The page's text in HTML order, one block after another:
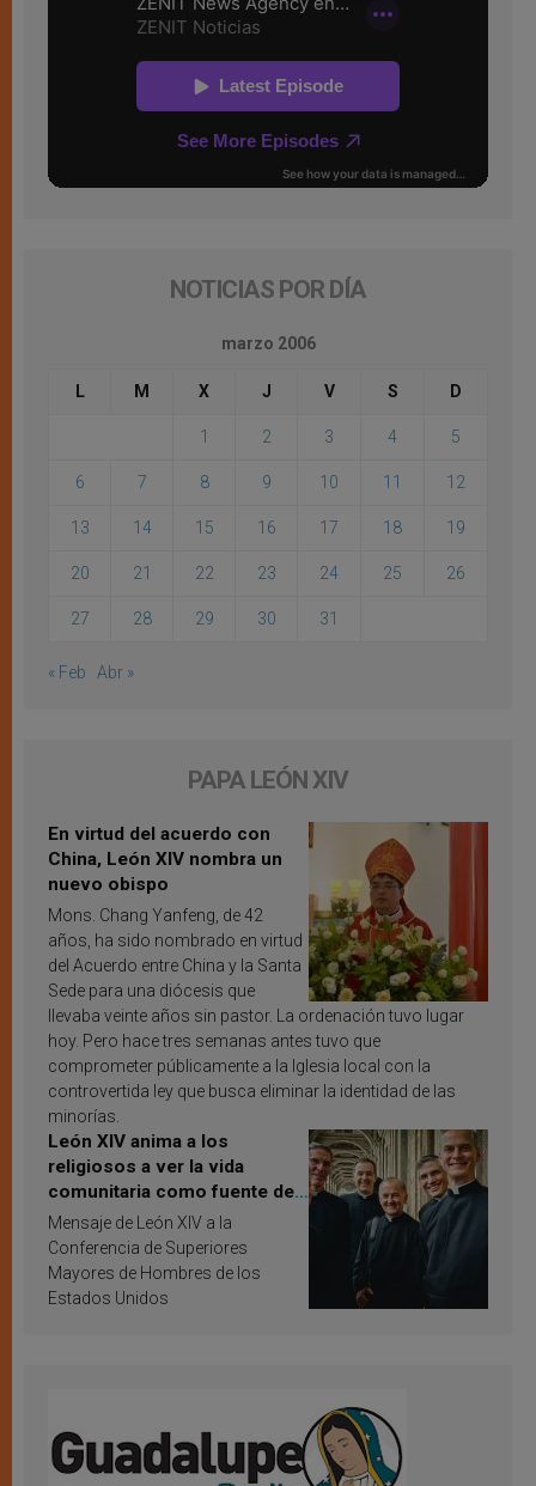
NOTICIAS POR DÍA
marzo 2006
L M X J V S D
1 2 3 4 5
6 7 8 9 10 11 12
13 14 15 16 17 18 19
20 21 22 23 24 25 26
27 28 29 30 31
« Feb Abr »
PAPA LEÓN XIV
En virtud del acuerdo con
China, León XIV nombra un
nuevo obispo
Mons. Chang Yanfeng, de 42
años, ha sido nombrado en virtud
del Acuerdo entre China y la Santa
Sede para una diócesis que
llevaba veinte años sin pastor. La ordenación tuvo lugar
hoy. Pero hace tres semanas antes tuvo que
comprometer públicamente a la Iglesia local con la
controvertida ley que busca eliminar la identidad de las
minorías.
León XIV anima a los
religiosos a ver la vida
comunitaria como fuente de
inspiración y santificación
Mensaje de León XIV a la
Conferencia de Superiores
Mayores de Hombres de los
Estados Unidos